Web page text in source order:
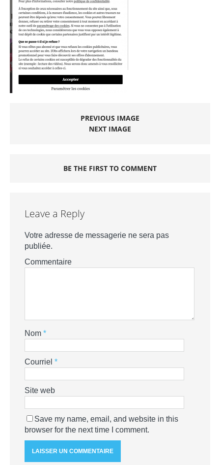
PREVIOUS IMAGE
NEXT IMAGE
BE THE FIRST TO COMMENT
Leave a Reply
Votre adresse de messagerie ne sera pas
publiée.
Commentaire
Nom *
Courriel *
Site web
Save my name, email, and website in this
browser for the next time I comment.